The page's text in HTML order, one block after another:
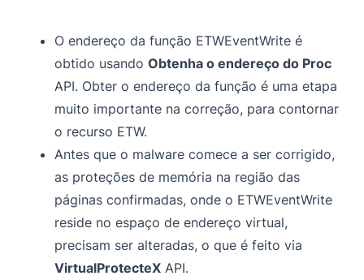
O endereço da função ETWEventWrite é
obtido usandoObtenha o endereço do Proc
API. Obter o endereço da função é uma etapa
muito importante na correção, para contornar
o recurso ETW.
Antes que o malware comece a ser corrigido,
as proteções de memória na região das
páginas confirmadas, onde o ETWEventWrite
reside no espaço de endereço virtual,
precisam ser alteradas, o que é feito via
VirtualProtecteX API.